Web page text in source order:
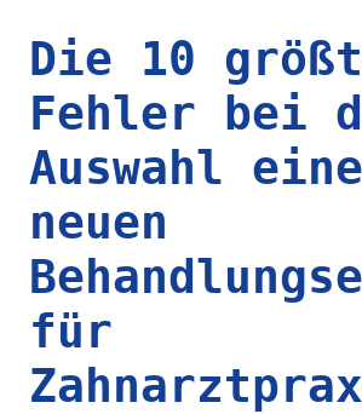
Die 10
Fehler bei
Auswahl
neuen
für